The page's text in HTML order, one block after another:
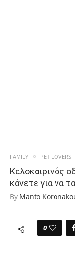
FAMILY PET LOVERS
Καλοκαιρινός
κάνετε για να
By Manto
0